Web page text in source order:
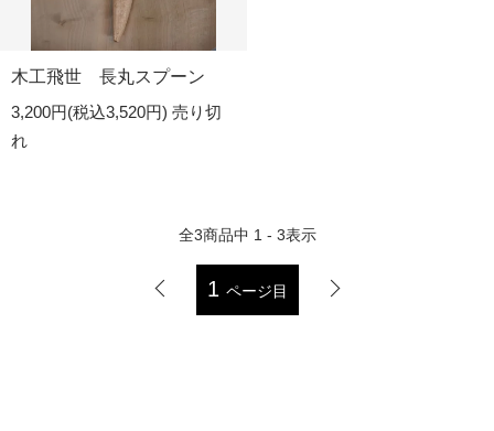
木工飛世 長丸スプーン
3,200円(税込3,520円) 売り切
れ
全3商品中 1 - 3表示
1 ページ目